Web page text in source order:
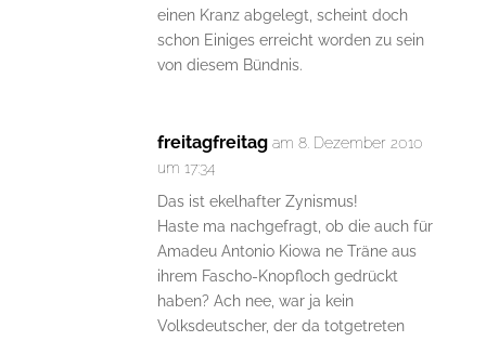
einen Kranz abgelegt, scheint doch
schon Einiges erreicht worden zu sein
von diesem Bündnis.
freitagfreitag am 8. Dezember 2010
um 17:34
Das ist ekelhafter Zynismus!
Haste ma nachgefragt, ob die auch für
Amadeu Antonio Kiowa ne Träne aus
ihrem Fascho-Knopfloch gedrückt
haben? Ach nee, war ja kein
Volksdeutscher, der da totgetreten